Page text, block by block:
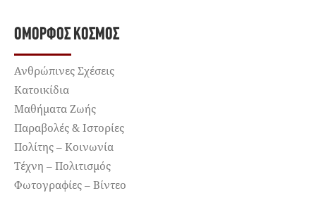
ΌΜΟΡΦΟΣ ΚΌΣΜΟΣ
Ανθρώπινες Σχέσεις
Κατοικίδια
Μαθήματα Ζωής
Παραβολές & Ιστορίες
Πολίτης – Κοινωνία
Τέχνη – Πολιτισμός
Φωτογραφίες – Βίντεο